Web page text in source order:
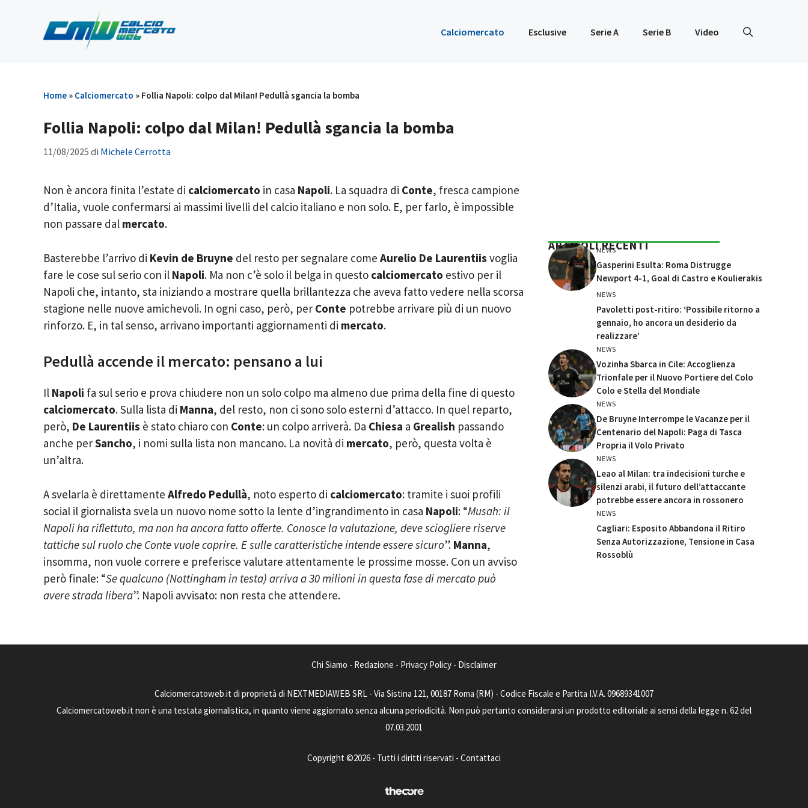
contenuto
Calciomercato Esclusive Serie A Serie B Video
Home » Calciomercato » Follia Napoli: colpo dal Milan! Pedullà sgancia la bomba
Follia Napoli: colpo dal Milan! Pedullà sgancia la bomba
11/08/2025 di Michele Cerrotta
Non è ancora finita l’estate di calciomercato in casa Napoli. La squadra di Conte, fresca campione
d’Italia, vuole confermarsi ai massimi livelli del calcio italiano e non solo. E, per farlo, è impossible
non passare dal mercato.
Basterebbe l’arrivo di Kevin de Bruyne del resto per segnalare come Aurelio De Laurentiis voglia
fare le cose sul serio con il Napoli. Ma non c’è solo il belga in questo calciomercato estivo per il
Napoli che, intanto, sta iniziando a mostrare quella brillantezza che aveva fatto vedere nella scorsa
stagione nelle nuove amichevoli. In ogni caso, però, per Conte potrebbe arrivare più di un nuovo
rinforzo. E, in tal senso, arrivano importanti aggiornamenti di mercato.
Pedullà accende il mercato: pensano a lui
Il Napoli fa sul serio e prova chiudere non un solo colpo ma almeno due prima della fine di questo
calciomercato. Sulla lista di Manna, del resto, non ci sono solo esterni d’attacco. In quel reparto,
però, De Laurentiis è stato chiaro con Conte: un colpo arriverà. Da Chiesa a Grealish passando
anche perSancho, i nomi sulla lista non mancano. La novità di mercato, però, questa volta è
un’altra.
A svelarla è direttamente Alfredo Pedullà, noto esperto di calciomercato: tramite i suoi profili
social il giornalista svela un nuovo nome sotto la lente d’ingrandimento in casa Napoli: “Musah: il
Napoli ha riflettuto, ma non ha ancora fatto offerte. Conosce la valutazione, deve sciogliere riserve
tattiche sul ruolo che Conte vuole coprire. E sulle caratteristiche intende essere sicuro”. Manna,
insomma, non vuole correre e preferisce valutare attentamente le prossime mosse. Con un avviso
però finale: “Se qualcuno (Nottingham in testa) arriva a 30 milioni in questa fase di mercato può
avere strada libera”. Napoli avvisato: non resta che attendere.
ARTICOLI RECENTI
NEWS
Gasperini Esulta: Roma Distrugge
Newport 4-1, Goal di Castro e Koulierakis
NEWS
Pavoletti post-ritiro: ‘Possibile ritorno a
gennaio, ho ancora un desiderio da
realizzare’
NEWS
Vozinha Sbarca in Cile: Accoglienza
Trionfale per il Nuovo Portiere del Colo
Colo e Stella del Mondiale
NEWS
De Bruyne Interrompe le Vacanze per il
Centenario del Napoli: Paga di Tasca
Propria il Volo Privato
NEWS
Leao al Milan: tra indecisioni turche e
silenzi arabi, il futuro dell’attaccante
potrebbe essere ancora in rossonero
NEWS
Cagliari: Esposito Abbandona il Ritiro
Senza Autorizzazione, Tensione in Casa
Rossoblù
Chi Siamo - Redazione - Privacy Policy - Disclaimer
Calciomercatoweb.it di proprietà di NEXTMEDIAWEB SRL - Via Sistina 121, 00187 Roma (RM) - Codice Fiscale e Partita I.V.A. 09689341007
Calciomercatoweb.it non è una testata giornalistica, in quanto viene aggiornato senza alcuna periodicità. Non può pertanto considerarsi un prodotto editoriale ai sensi della legge n. 62 del
07.03.2001
Copyright ©2026 - Tutti i diritti riservati - Contattaci